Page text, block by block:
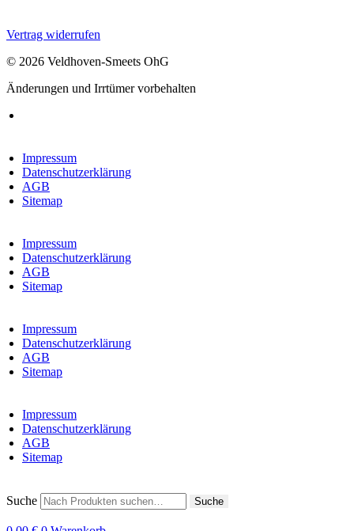
Vertrag widerrufen
© 2026 Veldhoven-Smeets OhG
Änderungen und Irrtümer vorbehalten
Impressum
Datenschutzerklärung
AGB
Sitemap
Impressum
Datenschutzerklärung
AGB
Sitemap
Impressum
Datenschutzerklärung
AGB
Sitemap
Impressum
Datenschutzerklärung
AGB
Sitemap
Suche Suche